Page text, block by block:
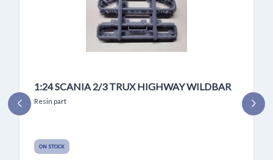
1:24 SCANIA 2/3 TRUX HIGHWAY WILDBAR
Resin part
ON STOCK